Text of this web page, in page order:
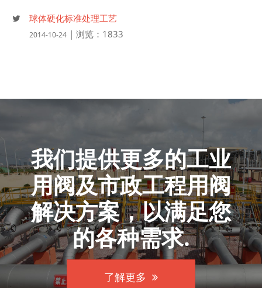
球体硬化标准处理工艺
2014-10-24 | 浏览：1833
我们提供更多的工业
用阀及市政工程用阀
解决方案，以满足您
的各种需求.
了解更多